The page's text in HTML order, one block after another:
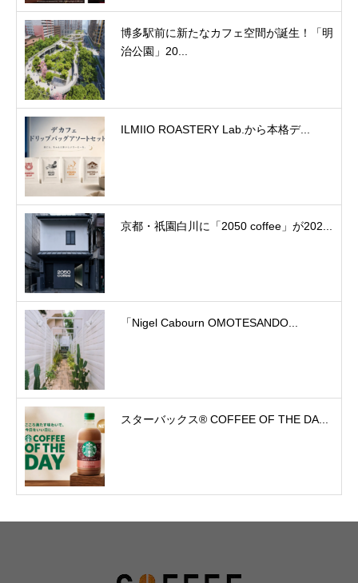
博多駅前に新たなカフェ空間が誕生！「明
治公園」20...
ILMIIO ROASTERY Lab.から本格デ...
京都・祇園白川に「2050 coffee」が202...
「Nigel Cabourn OMOTESANDO...
スターバックス® COFFEE OF THE DA...